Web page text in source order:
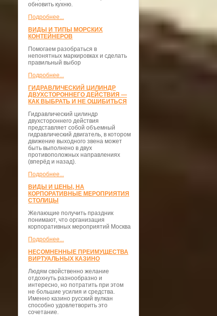
обновить кухню.
Подробнее...
ВИДЫ И ТИПЫ МОРСКИХ
КОНТЕЙНЕРОВ
Помогаем разобраться в
непонятных маркировках и сделать
правильный выбор
Подробнее...
ГИДРАВЛИЧЕСКИЙ ЦИЛИНДР
ДВУХСТОРОННЕГО ДЕЙСТВИЯ —
КАК ВЫБРАТЬ И НЕ ОШИБИТЬСЯ
Гидравлический цилиндр
двухстороннего действия
представляет собой объемный
гидравлический двигатель, в котором
движение выходного звена может
быть выполнено в двух
противоположных направлениях
(вперёд и назад).
Подробнее...
ВИДЫ И ЦЕНЫ, НА
КОРПОРАТИВНЫЕ МЕРОПРИЯТИЯ
СТОЛИЦЫ
Желающие получить праздник
понимают, что организация
корпоративных мероприятий Москва
Подробнее...
НЕСОМНЕННЫЕ ПРЕИМУЩЕСТВА
ВИРТУАЛЬНЫХ КАЗИНО
Людям свойственно желание
отдохнуть разнообразно и
интересно, но потратить при этом
не большие усилия и средства.
Именно казино русский вулкан
способно удовлетворить это
сочетание.